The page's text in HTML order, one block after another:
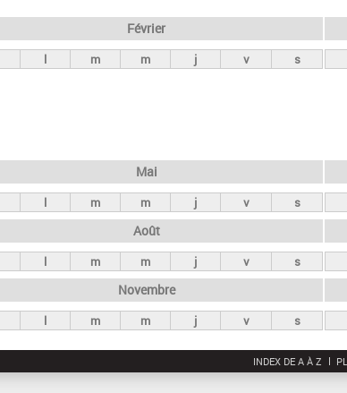
Février
l m m j v s
Mai
l m m j v s
Août
l m m j v s
Novembre
l m m j v s
INDEX DE A À Z